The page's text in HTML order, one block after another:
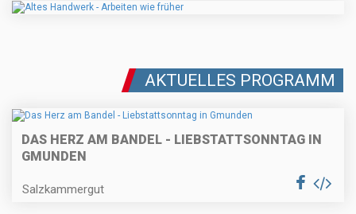
AKTUELLES PROGRAMM
DAS HERZ AM BANDEL - LIEBSTATTSONNTAG IN
GMUNDEN
Salzkammergut